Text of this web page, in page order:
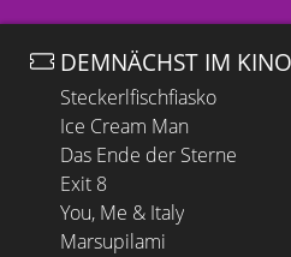
DEMNÄCHST IM KINO
Steckerlfischfiasko
Ice Cream Man
Das Ende der Sterne
Exit 8
You, Me & Italy
Marsupilami